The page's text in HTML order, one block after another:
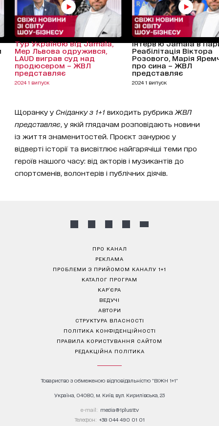
Тур Україною від Jamala,
Мер Львова одружився,
LAUD виграв суд над
продюсером – ЖВЛ
представляє
2024 1 випуск
Інтерв'ю Jamala в
Реабілітація Віктора
Розового, Марія
про сина – ЖВЛ
представляє
2024 1 випуск
Щоранку у Сніданку з 1+1 виходить рубрика ЖВЛ
представляє , у якій глядачам розповідають новини
із життя знаменитостей. Проєкт занурює у
відверті історії та висвітлює найгарячіші теми про
героїв нашого часу: від акторів і музикантів до
спортсменів, волонтерів і публічних діячів.
ПРО КАНАЛ
РЕКЛАМА
ПРОБЛЕМИ З ПРИЙОМОМ КАНАЛУ 1+1
КАТАЛОГ ПРОГРАМ
КАР’ЄРА
ВЕДУЧІ
АВТОРИ
СТРУКТУРА ВЛАСНОСТІ
ПОЛІТИКА КОНФІДЕНЦІЙНОСТІ
ПРАВИЛА КОРИСТУВАННЯ САЙТОМ
РЕДАКЦІЙНА ПОЛІТИКА
Товариство з обмеженою відповідальністю "ВІЖН 1+1"
Україна, 04080, м. Київ, вул. Кирилівська, 23
е-mail: media@1plus1.tv
Телефон: +38 044 490 01 01